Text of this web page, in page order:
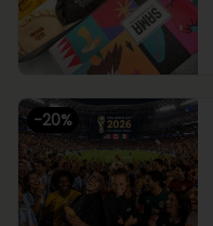
-20%